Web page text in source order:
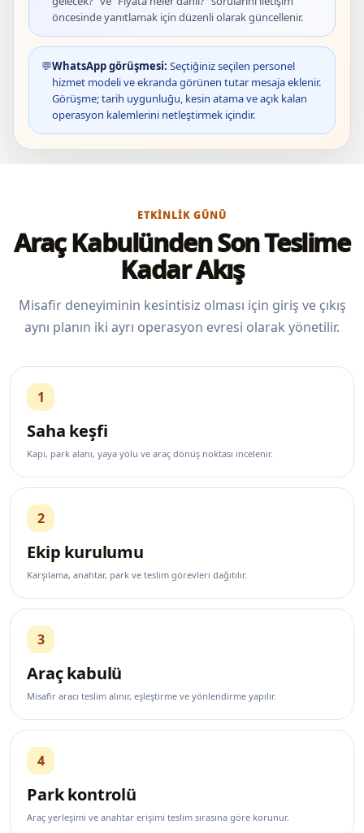
öncesinde yanıtlamak için düzenli olarak güncellenir.
💬WhatsApp görüşmesi: Seçtiğiniz seçilen personel
hizmet modeli ve ekranda görünen tutar mesaja eklenir.
Görüşme; tarih uygunluğu, kesin atama ve açık kalan
operasyon kalemlerini netleştirmek içindir.
ETKINLIK GÜNÜ
Araç Kabulünden Son Teslime
Kadar Akış
Misafir deneyiminin kesintisiz olması için giriş ve çıkış
aynı planın iki ayrı operasyon evresi olarak yönetilir.
1
Saha keşfi
Kapı, park alanı, yaya yolu ve araç dönüş noktası incelenir.
2
Ekip kurulumu
Karşılama, anahtar, park ve teslim görevleri dağıtılır.
3
Araç kabulü
Misafir aracı teslim alınır, eşleştirme ve yönlendirme yapılır.
4
Park kontrolü
Araç yerleşimi ve anahtar erişimi teslim sırasına göre korunur.